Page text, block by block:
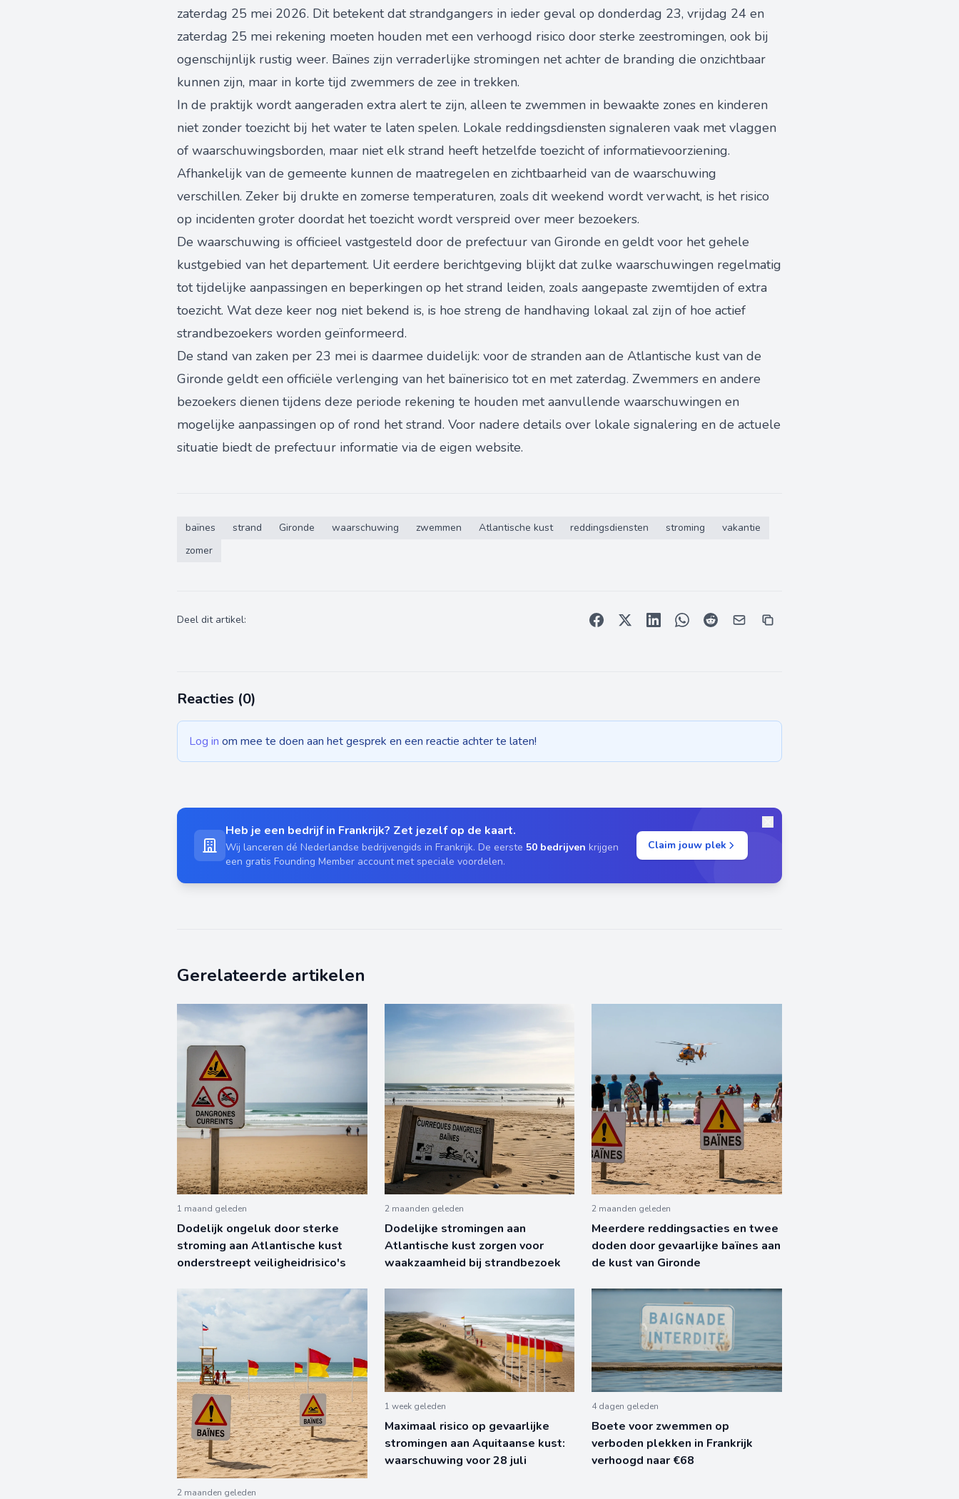
zaterdag 25 mei 2026. Dit betekent dat strandgangers in ieder geval op donderdag 23, vrijdag 24 en
zaterdag 25 mei rekening moeten houden met een verhoogd risico door sterke zeestromingen, ook bij
ogenschijnlijk rustig weer. Baïnes zijn verraderlijke stromingen net achter de branding die onzichtbaar
kunnen zijn, maar in korte tijd zwemmers de zee in trekken.
In de praktijk wordt aangeraden extra alert te zijn, alleen te zwemmen in bewaakte zones en kinderen
niet zonder toezicht bij het water te laten spelen. Lokale reddingsdiensten signaleren vaak met vlaggen
of waarschuwingsborden, maar niet elk strand heeft hetzelfde toezicht of informatievoorziening.
Afhankelijk van de gemeente kunnen de maatregelen en zichtbaarheid van de waarschuwing
verschillen. Zeker bij drukte en zomerse temperaturen, zoals dit weekend wordt verwacht, is het risico
op incidenten groter doordat het toezicht wordt verspreid over meer bezoekers.
De waarschuwing is officieel vastgesteld door de prefectuur van Gironde en geldt voor het gehele
kustgebied van het departement. Uit eerdere berichtgeving blijkt dat zulke waarschuwingen regelmatig
tot tijdelijke aanpassingen en beperkingen op het strand leiden, zoals aangepaste zwemtijden of extra
toezicht. Wat deze keer nog niet bekend is, is hoe streng de handhaving lokaal zal zijn of hoe actief
strandbezoekers worden geïnformeerd.
De stand van zaken per 23 mei is daarmee duidelijk: voor de stranden aan de Atlantische kust van de
Gironde geldt een officiële verlenging van het baïnerisico tot en met zaterdag. Zwemmers en andere
bezoekers dienen tijdens deze periode rekening te houden met aanvullende waarschuwingen en
mogelijke aanpassingen op of rond het strand. Voor nadere details over lokale signalering en de actuele
situatie biedt de prefectuur informatie via de eigen website.
baïnes strand Gironde waarschuwing zwemmen Atlantische kust reddingsdiensten stroming
vakantie
zomer
Deel dit artikel:
Reacties (0)
Log in om mee te doen aan het gesprek en een reactie achter te laten!
Heb je een bedrijf in Frankrijk? Zet jezelf op de kaart.
Wij lanceren dé Nederlandse bedrijvengids in Frankrijk. De eerste 50 bedrijven krijgen
een gratis Founding Member account met speciale voordelen.
Claim jouw plek
Gerelateerde artikelen
1 maand geleden
Dodelijk ongeluk door sterke
stroming aan Atlantische kust
onderstreept veiligheidrisico's
2 maanden geleden
Dodelijke stromingen aan
Atlantische kust zorgen voor
waakzaamheid bij strandbezoek
2 maanden geleden
Meerdere reddingsacties en twee
doden door gevaarlijke baïnes aan
de kust van Gironde
2 maanden geleden
1 week geleden
Maximaal risico op gevaarlijke
stromingen aan Aquitaanse kust:
waarschuwing voor 28 juli
4 dagen geleden
Boete voor zwemmen op
verboden plekken in Frankrijk
verhoogd naar €68